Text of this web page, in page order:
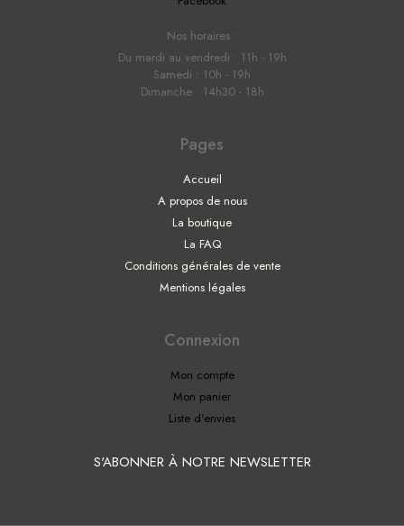
Nos horaires :
Du mardi au vendredi : 11h - 19h
Samedi : 10h - 19h
Dimanche : 14h30 - 18h
Pages
Accueil
A propos de nous
La boutique
La FAQ
Conditions générales de vente
Mentions légales
Connexion
Mon compte
Mon panier
Liste d'envies
S'ABONNER À NOTRE NEWSLETTER